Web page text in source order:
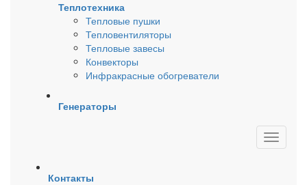
Теплотехника
Тепловые пушки
Тепловентиляторы
Тепловые завесы
Конвекторы
Инфракрасные обогреватели
Генераторы
Контакты